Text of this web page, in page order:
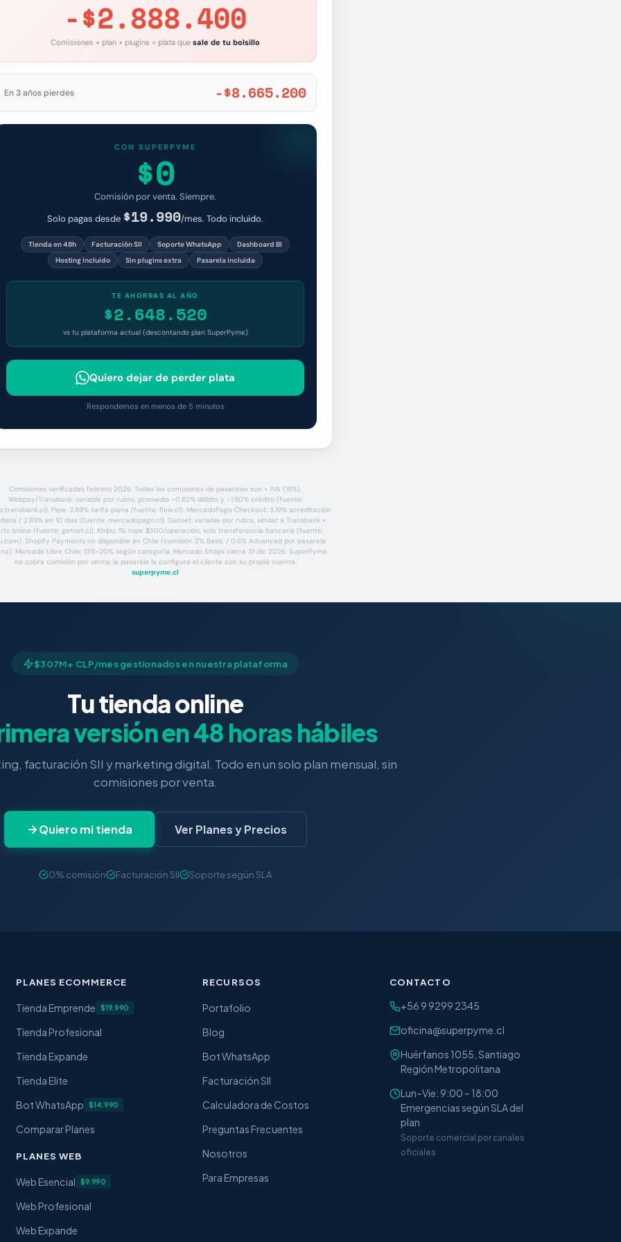
-$2.888.400
Comisiones + plan + plugins = plata que sale de tu bolsillo
En 3 años pierdes -$8.665.200
CON SUPERPYME
$0
Comisión por venta. Siempre.
Solo pagas desde $19.990/mes. Todo incluido.
Tienda en 48h Facturación SII Soporte WhatsApp
Dashboard BI
Hosting incluido
Sin plugins extra Pasarela incluida
TE AHORRAS AL AÑO
$2.648.520
vs tu plataforma actual (descontando plan SuperPyme)
Quiero dejar de perder plata
Respondemos en menos de 5 minutos
Comisiones verificadas febrero 2026. Todas las comisiones de pasarelas son + IVA (19%).
Webpay/Transbank: variable por rubro, promedio ~0.82% débito y ~1.90% crédito (fuente:
Flow: 2.89% tarifa plana (fuente: flow.cl). MercadoPago Checkout: 3.19% acreditación
/ 2.89% en 10 días (fuente: mercadopago.cl). Getnet: variable por rubro, similar a Transbank +
tx online (fuente: getnet.cl). Khipu: 1% tope $500/operación, solo transferencia bancaria (fuente:
Shopify Payments no disponible en Chile (comisión 2% Basic / 0.6% Advanced por pasarela
Mercado Libre Chile: 13%-20% según categoría. Mercado Shops cierra 31 dic 2026. SuperPyme
no cobra comisión por venta; la pasarela la configura el cliente con su propia cuenta.
superpyme.cl
$307M+ CLP/mes gestionados en nuestra plataforma
Tu tienda online
versión en 48 horas hábiles
facturación SII y marketing digital. Todo en un solo plan mensual, sin
comisiones por venta.
Quiero mi tienda Ver Planes y Precios
0% comisión Facturación SII Soporte según SLA
PLANES ECOMMERCE
Tienda Emprende $19.990
Tienda Profesional
Tienda Expande
Tienda Elite
Bot WhatsApp
$14.990
Comparar Planes
PLANES WEB
Web Esencial $9.990
Web Profesional
Web Expande
RECURSOS
Portafolio
Blog
Bot WhatsApp
Facturación SII
Calculadora de Costos
Preguntas Frecuentes
Nosotros
Para Empresas
CONTACTO
+56 9 9299 2345
oficina@superpyme.cl
Huérfanos 1055, Santiago
Región Metropolitana
Lun–Vie: 9:00 – 18:00
Emergencias según SLA del
plan
Soporte comercial por canales
oficiales